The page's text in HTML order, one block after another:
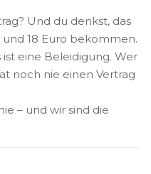
Und du denkst, das
und 18 Euro bekommen.
ist eine Beleidigung. Wer
noch nie einen Vertrag
– und wir sind die